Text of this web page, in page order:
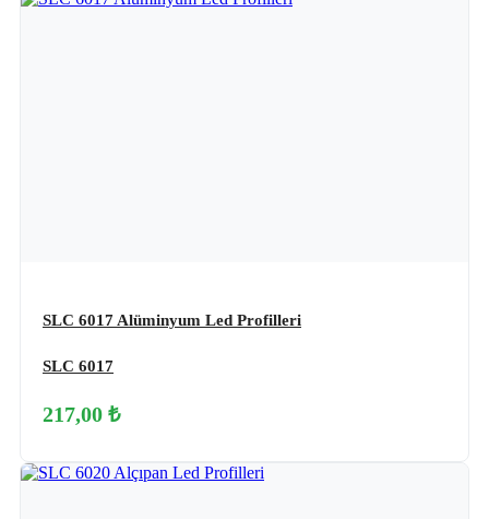
SLC 6017 Alüminyum Led Profilleri
SLC 6017
217,00 ₺